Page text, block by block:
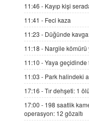
ADEM
Esed
DR.
11:46 - Kayıp kişi
11:41 - Feci kaza
11:23 - Düğünde
11:18 - Nargile kömürü
11:10 -Yaya geçidinde
11:03 - Park halindeki
17:16 -Tır dehşeti: 1
17:00 - 198 saatlik
operasyon: 12 gözaltı